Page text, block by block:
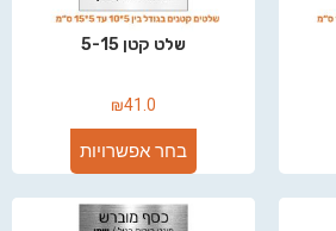
שלט קטן 5-15
₪41.0
בחר אפשרויות